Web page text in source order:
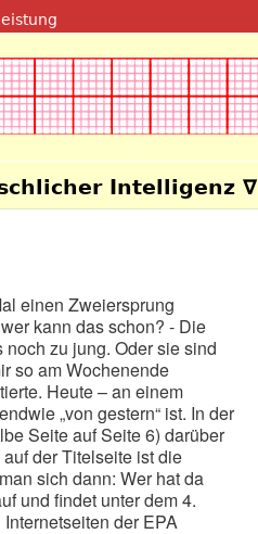
Inhalt
Intelligenz ∇
einen Zweiersprung
kann das schon? - Die
zu jung. Oder sie sind
so am Wochenende
Heute – an einem
„von gestern“ ist. In der
Seite auf Seite 6) darüber
der Titelseite ist die
sich dann: Wer hat da
und findet unter dem 4.
der EPA